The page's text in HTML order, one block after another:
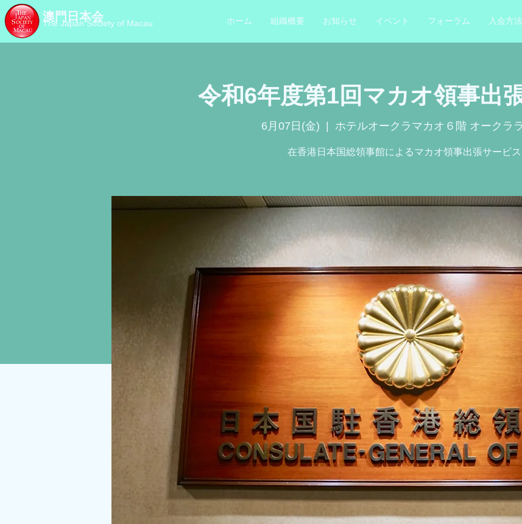
澳門日本会
The Japan Society of Macau ホーム 組織概要 お知らせ イベント フォーラム 入会方法
令和6年度第1回マカオ領事出
6月07日(金) ホテルオークラマカオ６階 オークラ
在香港日本国総領事館によるマカオ領事出張サービス